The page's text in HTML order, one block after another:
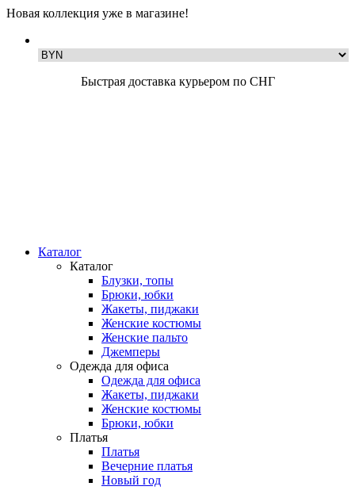
Новая коллекция уже в магазине!
Быстрая доставка курьером по СНГ
Каталог
Каталог
Блузки, топы
Брюки, юбки
Жакеты, пиджаки
Женские костюмы
Женские пальто
Джемперы
Одежда для офиса
Одежда для офиса
Жакеты, пиджаки
Женские костюмы
Брюки, юбки
Платья
Платья
Вечерние платья
Новый год